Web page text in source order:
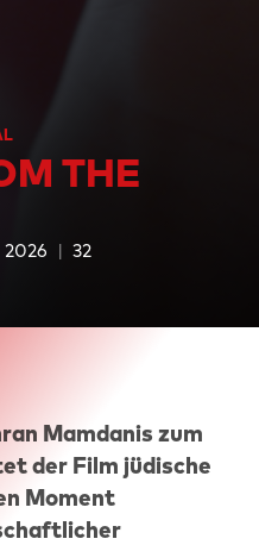
THE
2026 32
Mamdanis zum
der Film jüdische
Moment